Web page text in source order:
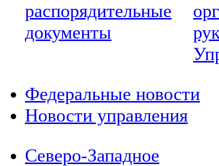
распорядительные
документы
Федеральные новости
Новости управления
Северо-Западное